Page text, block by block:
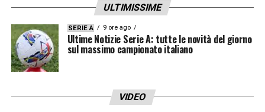
ULTIMISSIME
SERIE A 9 ore ago
Ultime Notizie Serie A: tutte le novità del giorno
sul massimo campionato italiano
VIDEO